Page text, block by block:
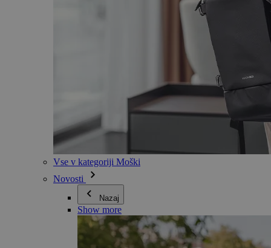
Vse v kategoriji Moški
Novosti
Nazaj
Show more